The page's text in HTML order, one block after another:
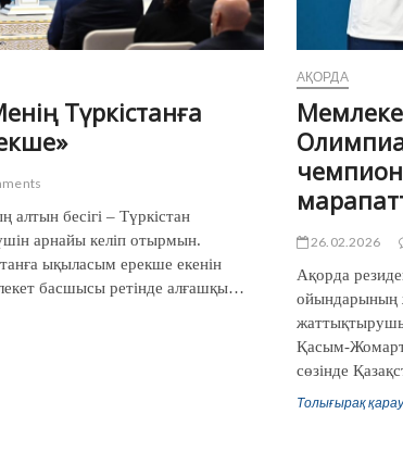
Түркістанға
алтын бесігі – Түркістан
арнайы келіп отырмын.
ықыласым ерекше екенін
басшысы ретінде алғашқы…
АҚОРДА
26.02.2026
Ақорда
ойындарының
Қасым-Жомарт
сөзінде
Толығырақ қарау